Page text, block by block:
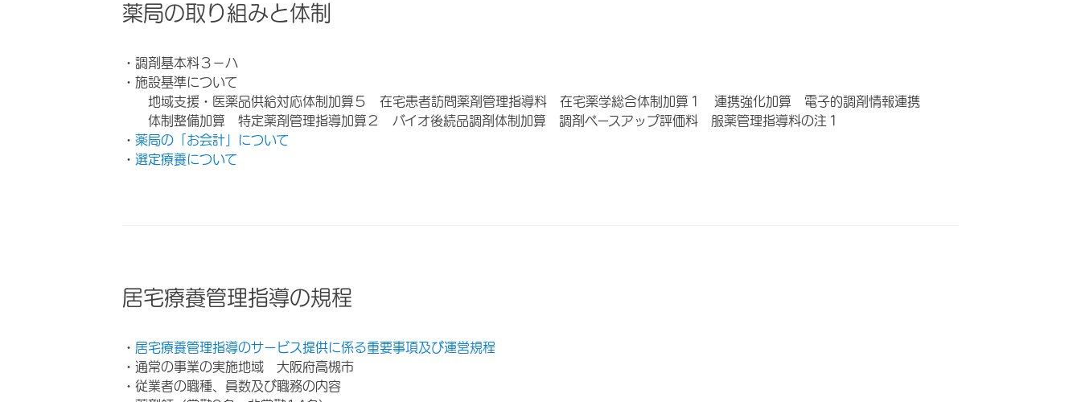
薬局の取り組みと体制
・調剤基本料３－ハ
・施設基準について
地域支援・医薬品供給対応体制加算５ 在宅患者訪問薬剤管理指導料 在宅薬学総合体制加算１ 連携強化加算 電子的調剤情報連携
体制整備加算 特定薬剤管理指導加算２ バイオ後続品調剤体制加算 調剤ベースアップ評価料 服薬管理指導料の注１
・ 薬局の「お会計」について
・ 選定療養について
居宅療養管理指導の規程
・ 居宅療養管理指導のサービス提供に係る重要事項及び運営規程
・通常の事業の実施地域 大阪府高槻市
・従業者の職種、員数及び職務の内容